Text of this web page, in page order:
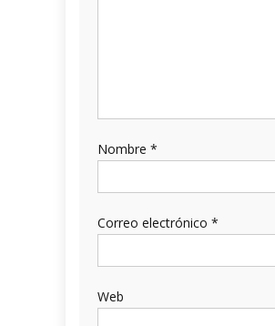
Nombre *
Correo electrónico *
Web